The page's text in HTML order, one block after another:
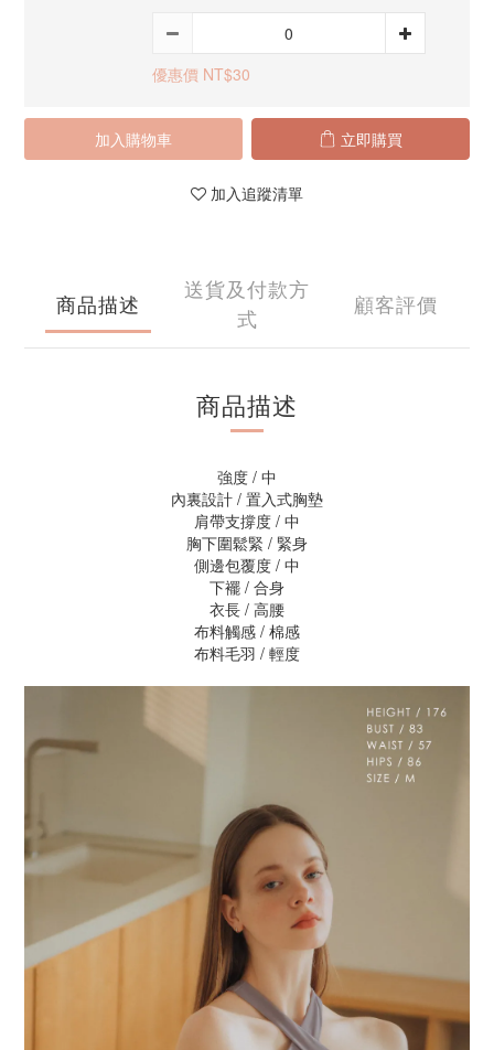
優惠價 NT$30
加入購物車 立即購買
加入追蹤清單
商品描述
送貨及付款方
式
顧客評價
商品描述
強度 / 中
內裏設計 / 置入式胸墊
肩帶支撐度 / 中
胸下圍鬆緊 / 緊身
側邊包覆度 / 中
下襬 / 合身
衣長 / 高腰
布料觸感 / 棉感
布料毛羽 / 輕度